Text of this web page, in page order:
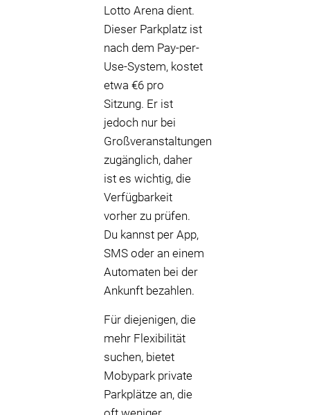
Lotto Arena dient.
Dieser Parkplatz ist
nach dem Pay-per-
Use-System, kostet
etwa €6 pro
Sitzung. Er ist
jedoch nur bei
Großveranstaltungen
zugänglich, daher
ist es wichtig, die
Verfügbarkeit
vorher zu prüfen.
Du kannst per App,
SMS oder an einem
Automaten bei der
Ankunft bezahlen.
Für diejenigen, die
mehr Flexibilität
suchen, bietet
Mobypark private
Parkplätze an, die